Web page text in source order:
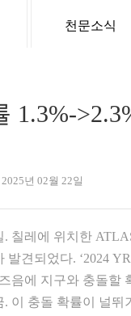
천문소식
1.3%-
2025년 02월 22일
칠레에 위치한
발견되었다. ‘2024
음에 지구와 충돌할
. 이 충돌 확률이 널